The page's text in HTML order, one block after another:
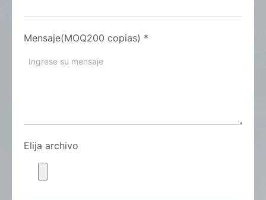
Mensaje(MOQ200 copias) *
Elija archivo